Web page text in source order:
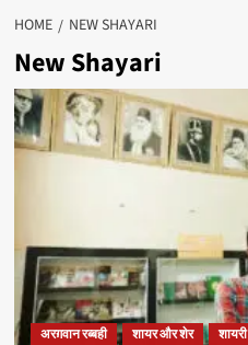
HOME NEW SHAYARI
New Shayari
अरग़वान रब्बही शायर और शेर शायरी